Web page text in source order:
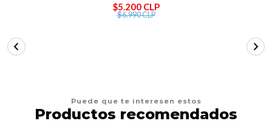
$5.200 CLP
$6.990 CLP
Puede que te interesen estos
Productos recomendados